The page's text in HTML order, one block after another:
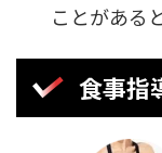
ことがある
食事指